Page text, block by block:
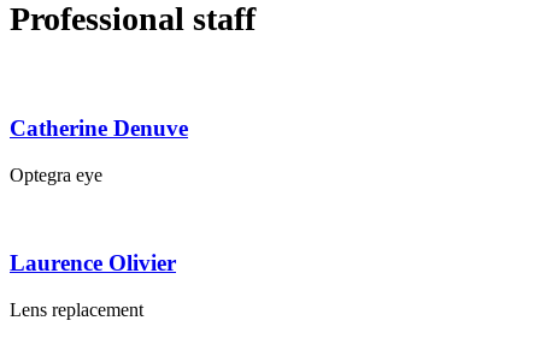
Professional staff
Catherine Denuve
Optegra eye
Laurence Olivier
Lens replacement